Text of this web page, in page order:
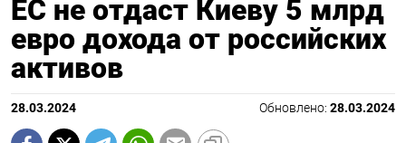
ЕС не отдаст Киеву 5 млрд
евро дохода от российских
активов
28.03.2024 Обновлено: 28.03.2024